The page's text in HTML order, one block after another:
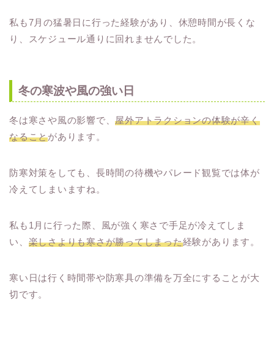
私も7月の猛暑日に行った経験があり、休憩時間が長くな
り、スケジュール通りに回れませんでした。
冬の寒波や風の強い日
冬は寒さや風の影響で、屋外アトラクションの体験が辛く
なることがあります。
防寒対策をしても、長時間の待機やパレード観覧では体が
冷えてしまいますね。
私も1月に行った際、風が強く寒さで手足が冷えてしま
い、 楽しさよりも寒さが勝ってしまった経験があります。
寒い日は行く時間帯や防寒具の準備を万全にすることが大
切です。